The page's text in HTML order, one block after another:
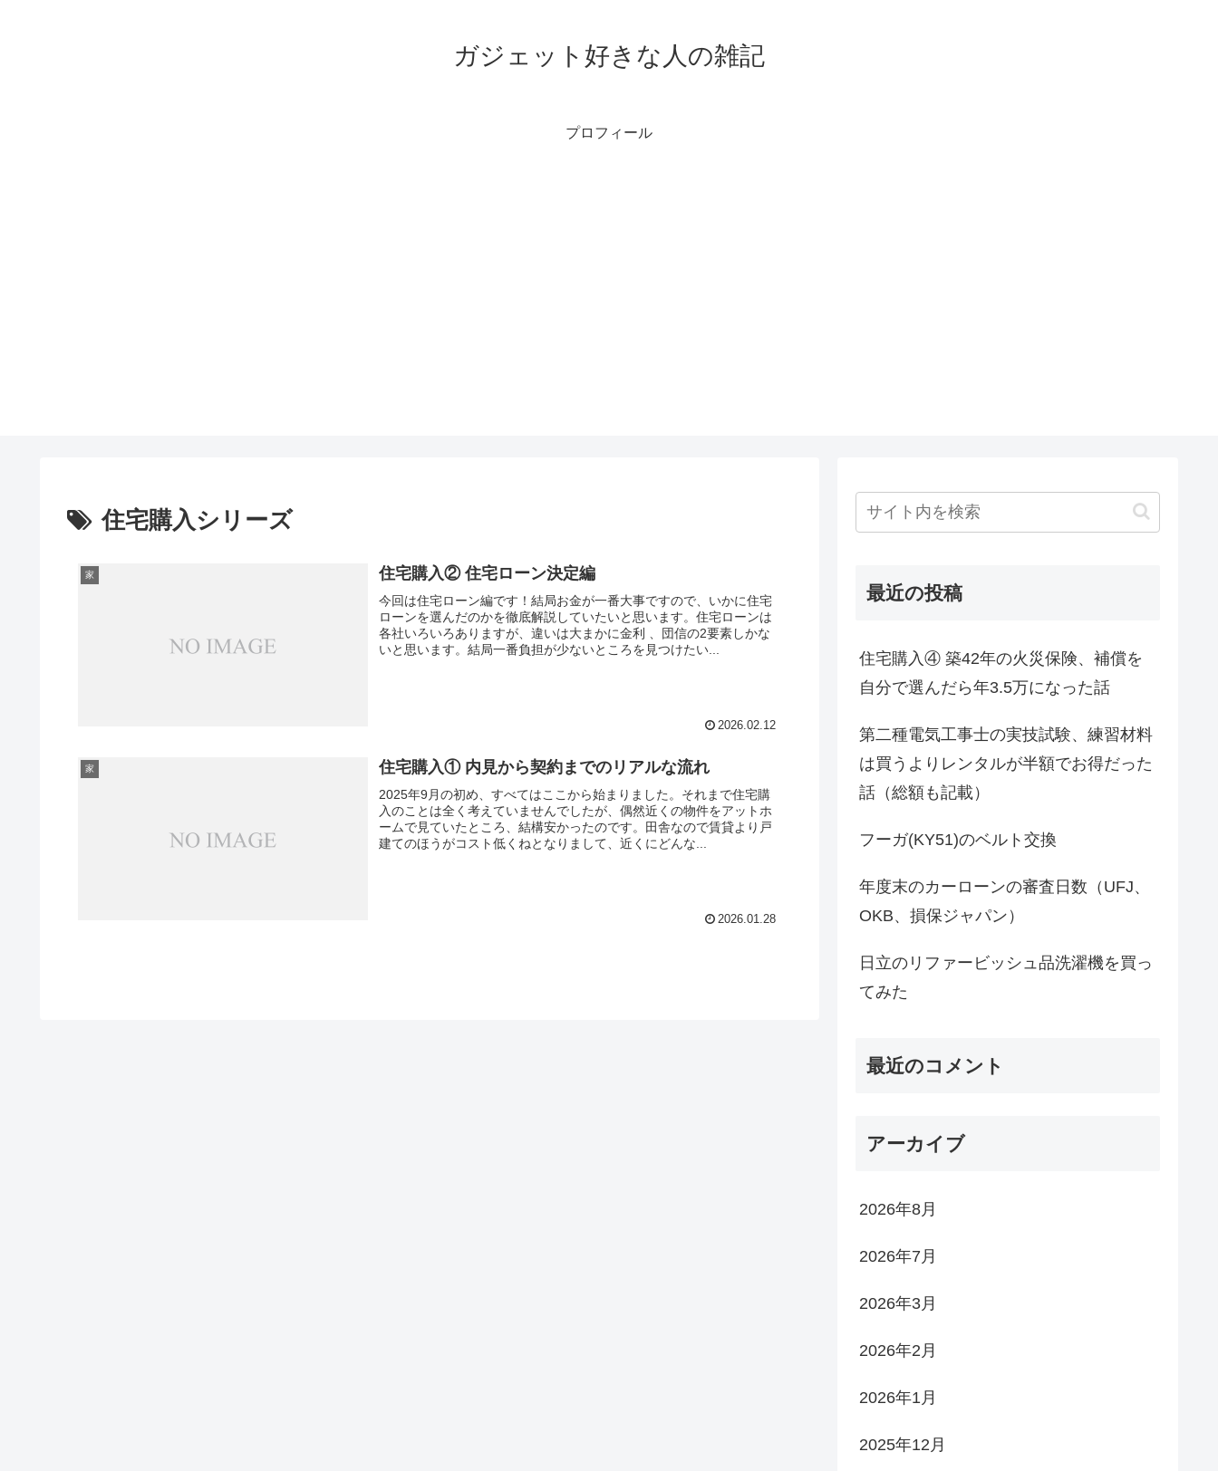
ガジェット好きな人の雑記
プロフィール
住宅購入シリーズ
家 住宅購入② 住宅ローン決定編
今回は住宅ローン編です！結局お金が一番大事ですので、いかに住宅
ローンを選んだのかを徹底解説していたいと思います。住宅ローンは
各社いろいろありますが、違いは大まかに金利 、団信の2要素しかな
いと思います。結局一番負担が少ないところを見つけたい...
2026.02.12
家 住宅購入① 内見から契約までのリアルな流れ
2025年9月の初め、すべてはここから始まりました。それまで住宅購
入のことは全く考えていませんでしたが、偶然近くの物件をアットホ
ームで見ていたところ、結構安かったのです。田舎なので賃貸より戸
建てのほうがコスト低くねとなりまして、近くにどんな...
2026.01.28
最近の投稿
住宅購入④ 築42年の火災保険、補償を
自分で選んだら年3.5万になった話
第二種電気工事士の実技試験、練習材料
は買うよりレンタルが半額でお得だった
話（総額も記載）
フーガ(KY51)のベルト交換
年度末のカーローンの審査日数（UFJ、
OKB、損保ジャパン）
日立のリファービッシュ品洗濯機を買っ
てみた
最近のコメント
アーカイブ
2026年8月
2026年7月
2026年3月
2026年2月
2026年1月
2025年12月